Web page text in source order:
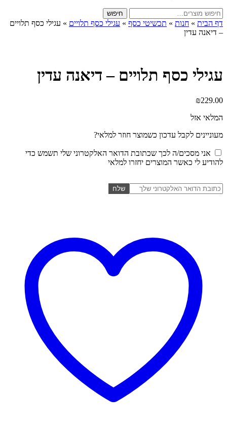
חיפוש
עבור:
חיפוש
דף הבית » חנות » תכשיטי כסף » עגילי כסף תלויים » עגילי כסף תלויים
– דיאנה עדין
עגילי כסף תלויים – דיאנה עדין
₪229.00
המלאי אזל
מעוניינים לקבל עדכון כשמוצר חוזר למלאי?
אני מסכים/ה לכך שכתובת הדואר האלקטרוני שלי תשמש כדי
להודיע לי כאשר המוצרים יחזרו למלאי